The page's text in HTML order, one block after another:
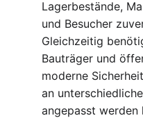
Lagerbestände,
und Besucher
Gleichzeitig
Bauträger und
moderne
an
angepasst werden